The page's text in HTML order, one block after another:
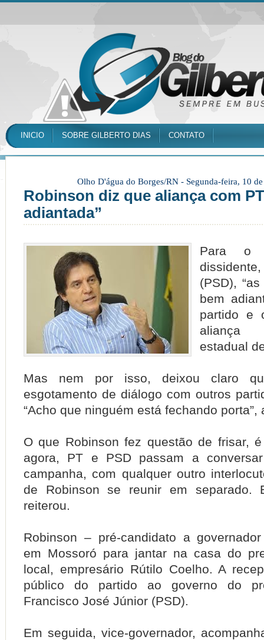
INICIO SOBRE GILBERTO DIAS CONTATO
Olho D'água do Borges/RN - Segunda-feira, 10
Robinson diz que aliança com
adiantada”
Para o
(PSD),
bem
partido e
aliança
estadual
Mas nem por isso, deixou claro
esgotamento de diálogo com outros
“Acho que ninguém está fechando porta”,
O que Robinson fez questão de frisar,
agora, PT e PSD passam a
campanha, com qualquer outro
de Robinson se reunir em separado.
reiterou.
Robinson – pré-candidato a
em Mossoró para jantar na casa do
local, empresário Rútilo Coelho. A
público do partido ao governo do
Francisco José Júnior (PSD).
Em seguida, vice-governador,